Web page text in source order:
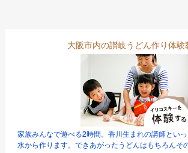
大阪市内の讃岐うどん作り体験
家族みんなで遊べる2時間。香川生まれの講師とい
水から作ります。できあがったうどんはもちろんそ